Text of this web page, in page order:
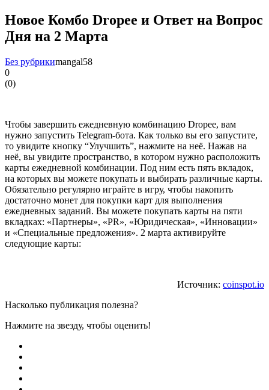
Новое Комбо Dropee и Ответ на Вопрос
Дня на 2 Марта
Без рубрикиmangal58
0
(0)
Чтобы завершить ежедневную комбинацию Dropee, вам
нужно запустить Telegram-бота. Как только вы его запустите,
то увидите кнопку “Улучшить”, нажмите на неё. Нажав на
неё, вы увидите пространство, в котором нужно расположить
карты ежедневной комбинации. Под ним есть пять вкладок,
на которых вы можете покупать и выбирать различные карты.
Обязательно регулярно играйте в игру, чтобы накопить
достаточно монет для покупки карт для выполнения
ежедневных заданий. Вы можете покупать карты на пяти
вкладках: «Партнеры», «PR», «Юридическая», «Инновации»
и «Специальные предложения». 2 марта активируйте
следующие карты:
Источник: coinspot.io
Насколько публикация полезна?
Нажмите на звезду, чтобы оценить!